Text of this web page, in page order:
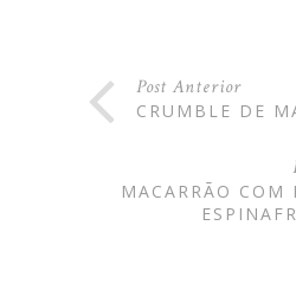
Post Anterior
CRUMBLE DE
MACARRÃO COM